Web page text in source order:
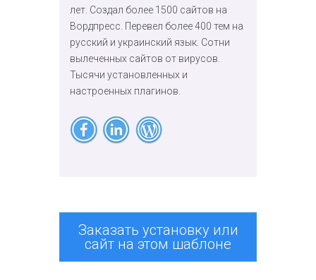
лет. Создал более 1500 сайтов на
Вордпресс. Перевел более 400 тем на
русский и украинский язык. Сотни
вылеченных сайтов от вирусов.
Тысячи установленных и
настроенных плагинов.
Заказать установку или
сайт на этом шаблоне